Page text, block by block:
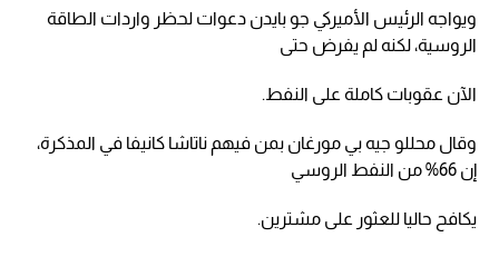
ويواجه الرئيس الأميركي جو بايدن دعوات لحظر واردات الطاقة
الروسية، لكنه لم يفرض حتى
الآن عقوبات كاملة على النفط.
وقال محللو جيه بي مورغان بمن فيهم ناتاشا كانيفا في المذكرة،
إن 66% من النفط الروسي
يكافح حاليا للعثور على مشترين.